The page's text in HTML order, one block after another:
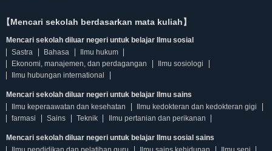
【Mencari sekolah berdasarkan mata kuliah】
Mencari sekolah diluar negeri untuk belajar Ilmu sosial
Sastra
Bahasa
Ilmu hukum
Ekonomi, manajemen, dan perdagangan
Ilmu sosiologi
Ilmu hubungan international
Mencari sekolah diluar negeri untuk belajar Ilmu sains
Ilmu keperaawatan dan kesehatan
Ilmu kedokteran dan kedokteran gigi
farmasi
Sains Teknik Ilmu pertanian dan perikanan
Mencari sekolah diluar negeri untuk belajar Ilmu sosial sains